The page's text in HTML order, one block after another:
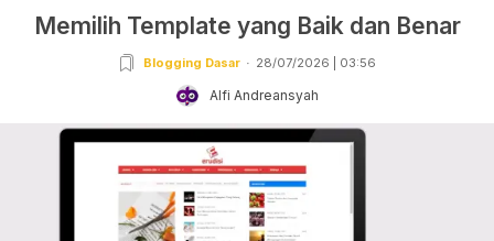
Memilih Template yang Baik dan Benar
Blogging Dasar 28/07/2026 | 03:56
Alfi Andreansyah